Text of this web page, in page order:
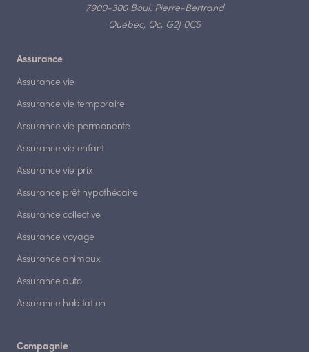
7900-300 Boul. Pierre-Bertrand
Québec, Qc, G2J 0C5
Assurance
Assurance vie
Assurance vie temporaire
Assurance vie permanente
Assurance vie enfant
Assurance vie prix
Assurance prêt hypothécaire
Assurance collective
Assurance voyage
Assurance animaux
Assurance auto
Assurance habitation
Compagnie